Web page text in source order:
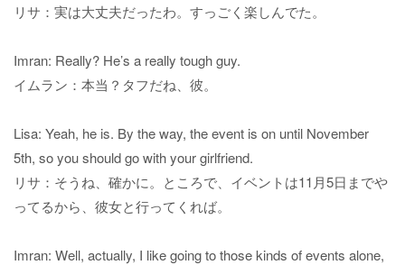
リサ：実は大丈夫だったわ。すっごく楽しんでた。
Imran: Really? He’s a really tough guy.
イムラン：本当？タフだね、彼。
Lisa: Yeah, he is. By the way, the event is on until November
5th, so you should go with your girlfriend.
リサ：そうね、確かに。ところで、イベントは11月5日までや
ってるから、彼女と行ってくれば。
Imran: Well, actually, I like going to those kinds of events alone,